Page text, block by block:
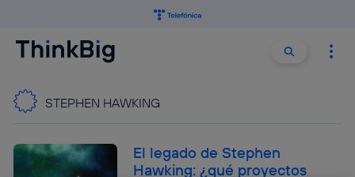
Buscar
STEPHEN HAWKING
El legado de Stephen
Hawking: ¿qué proyectos